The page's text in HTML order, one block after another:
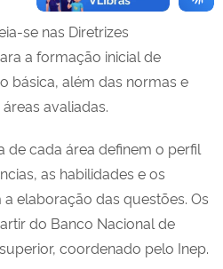
se nas Diretrizes
a formação inicial de
básica, além das normas e
avaliadas.
de cada área definem o perfil
as habilidades e os
elaboração das questões. Os
do Banco Nacional de
coordenado pelo Inep.